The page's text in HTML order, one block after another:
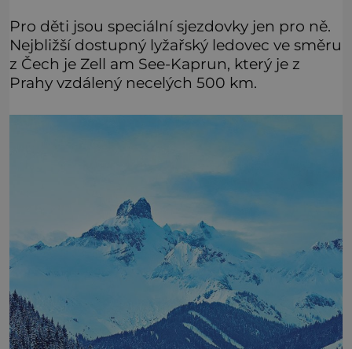
Pro děti jsou speciální sjezdovky jen pro ně.
Nejbližší dostupný lyžařský ledovec ve směru
z Čech je Zell am See-Kaprun, který je z
Prahy vzdálený necelých 500 km.